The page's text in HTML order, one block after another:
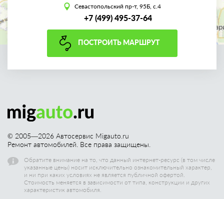
Севастопольский пр-т, 95Б, с.4
+7 (499) 495-37-64
ПОСТРОИТЬ МАРШРУТ
© 2005—2026 Автосервис Migauto.ru
Ремонт автомобилей. Все права защищены.
Обратите внимание на то, что данный интернет-ресурс (в том числе
указанные цены) носит исключительно ознакомительный характер,
и ни при каких условиях не является публичной офертой.
Стоимость меняется в зависимости от типа, конструкции и других
характеристик автомобиля.